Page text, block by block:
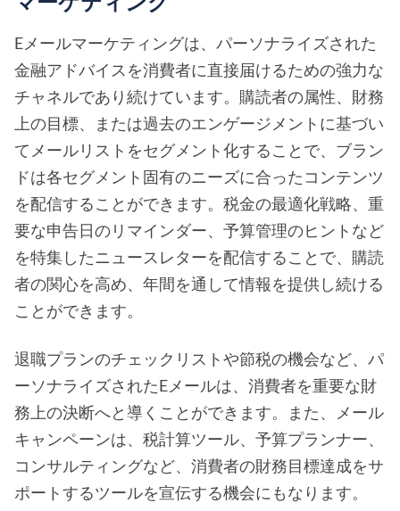
Eメールマーケティングは、パーソナライズされた
金融アドバイスを消費者に直接届けるための強力な
チャネルであり続けています。購読者の属性、財務
上の目標、または過去のエンゲージメントに基づい
てメールリストをセグメント化することで、ブラン
ドは各セグメント固有のニーズに合ったコンテンツ
を配信することができます。税金の最適化戦略、重
要な申告日のリマインダー、予算管理のヒントなど
を特集したニュースレターを配信することで、購読
者の関心を高め、年間を通して情報を提供し続ける
ことができます。
退職プランのチェックリストや節税の機会など、パ
ーソナライズされたEメールは、消費者を重要な財
務上の決断へと導くことができます。また、メール
キャンペーンは、税計算ツール、予算プランナー、
コンサルティングなど、消費者の財務目標達成をサ
ポートするツールを宣伝する機会にもなります。